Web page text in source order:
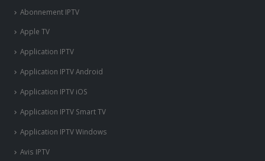
Abonnement IPTV
Apple TV
Application IPTV
Application IPTV Android
Application IPTV iOS
Application IPTV Smart TV
Application IPTV Windows
Avis IPTV